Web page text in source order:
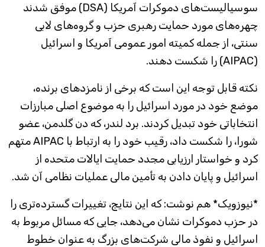
سوسیالیست‌های دموکرات آمریکا (DSA) موفق شدند
چهره‌های مورد حمایت رهبری حزب و گروه‌های لابی
سنتی، از جمله کمیته امور عمومی آمریکا و اسرائیل
(AIPAC) را شکست دهند.
نکته قابل توجه این است که برخی از نامزدهای برنده،
موضع خود در مورد اسرائیل را به موضوع اصلی مبارزات
انتخاباتی خود تبدیل کردند. برد لندر، که دن گلدمن، عضو
شورا، را شکست داد، رقیب خود را به ارتباط با AIPAC متهم
کرد و خواستار ارزیابی مجدد حمایت ایالات متحده از
اسرائیل و پایان دادن به تأمین مالی عملیات نظامی آن شد.
*نیوزویک* هم نوشت: که این نتایج، تغییرات گسترده‌تری را
در حزب دموکرات نشان می‌دهد، جایی که مسائل مربوط به
اسرائیل و نفوذ مالی شرکت‌های بزرگ به عنوان خطوط